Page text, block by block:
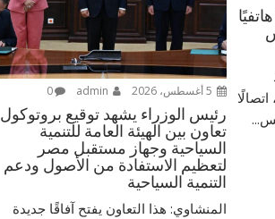
0
رئيس الوزراء يشهد توقيع بروتوكول
تعاون بين الهيئة العامة للتنمية
السياحية وجهاز مستقبل مصر
لتعظيم الاستفادة من الأصول ودعم
التنمية السياحية
المنشاوي: هذا التعاون يفتح آفاقًا جديدة